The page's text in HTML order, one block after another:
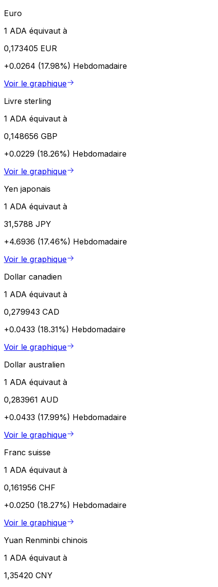
Euro
1 ADA équivaut à
0,173405 EUR
+0.0264 (17.98%) Hebdomadaire
Voir le graphique
Livre sterling
1 ADA équivaut à
0,148656 GBP
+0.0229 (18.26%) Hebdomadaire
Voir le graphique
Yen japonais
1 ADA équivaut à
31,5788 JPY
+4.6936 (17.46%) Hebdomadaire
Voir le graphique
Dollar canadien
1 ADA équivaut à
0,279943 CAD
+0.0433 (18.31%) Hebdomadaire
Voir le graphique
Dollar australien
1 ADA équivaut à
0,283961 AUD
+0.0433 (17.99%) Hebdomadaire
Voir le graphique
Franc suisse
1 ADA équivaut à
0,161956 CHF
+0.0250 (18.27%) Hebdomadaire
Voir le graphique
Yuan Renminbi chinois
1 ADA équivaut à
1,35420 CNY